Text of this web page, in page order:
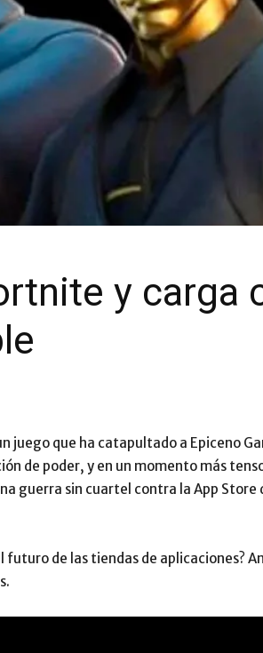
y carga
juego que ha catapultado a Epiceno
de poder, y en un momento más
guerra sin cuartel contra la App Store
de las tiendas de aplicaciones?